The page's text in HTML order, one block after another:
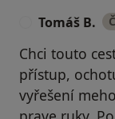
Tomáš B.
Chci touto
přístup,
vyřešení